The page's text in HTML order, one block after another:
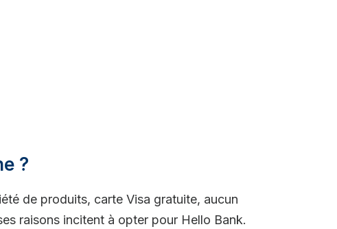
?
de produits, carte Visa gratuite, aucun
raisons incitent à opter pour Hello Bank.